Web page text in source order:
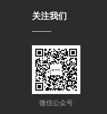
关注我们
微信公众号